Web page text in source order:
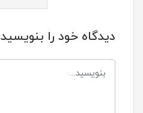
دیدگاه خود را بنویسید